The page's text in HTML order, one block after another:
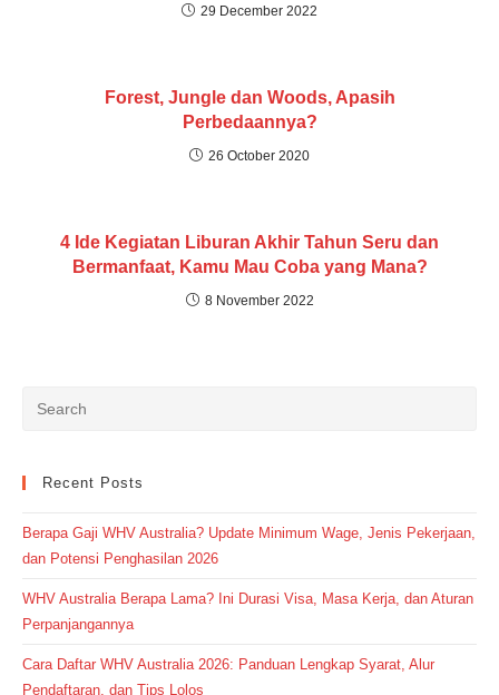
29 December 2022
Forest, Jungle dan Woods, Apasih
Perbedaannya?
26 October 2020
4 Ide Kegiatan Liburan Akhir Tahun Seru dan
Bermanfaat, Kamu Mau Coba yang Mana?
8 November 2022
Recent Posts
Berapa Gaji WHV Australia? Update Minimum Wage, Jenis Pekerjaan,
dan Potensi Penghasilan 2026
WHV Australia Berapa Lama? Ini Durasi Visa, Masa Kerja, dan Aturan
Perpanjangannya
Cara Daftar WHV Australia 2026: Panduan Lengkap Syarat, Alur
Pendaftaran, dan Tips Lolos